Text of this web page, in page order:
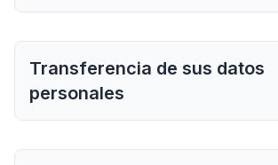
Transferencia de sus datos
personales